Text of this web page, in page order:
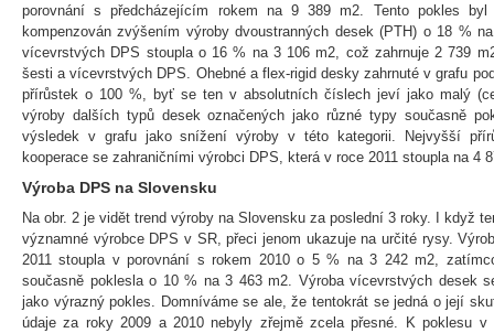
porovnání s předcházejícím rokem na 9 389 m2. Tento pokles
kompenzován zvýšením výroby dvoustranných desek (PTH) o 18 %
vícevrstvých DPS stoupla o 16 % na 3 106 m2, což zahrnuje 2 739
šesti a vícevrstvých DPS. Ohebné a flex-rigid desky zahrnuté v grafu
přírůstek o 100 %, byť se ten v absolutních číslech jeví jako malý
výroby dalších typů desek označených jako různé typy současně
výsledek v grafu jako snížení výroby v této kategorii. Nejvyšší
kooperace se zahraničními výrobci DPS, která v roce 2011 stoupla na 4
Výroba DPS na Slovensku
Na obr. 2 je vidět trend výroby na Slovensku za poslední 3 roky. I když
významné výrobce DPS v SR, přeci jenom ukazuje na určité rysy.
2011 stoupla v porovnání s rokem 2010 o 5 % na 3 242 m2,
současně poklesla o 10 % na 3 463 m2. Výroba vícevrstvých desek
jako výrazný pokles. Domníváme se ale, že tentokrát se jedná o její
údaje za roky 2009 a 2010 nebyly zřejmě zcela přesné. K poklesu